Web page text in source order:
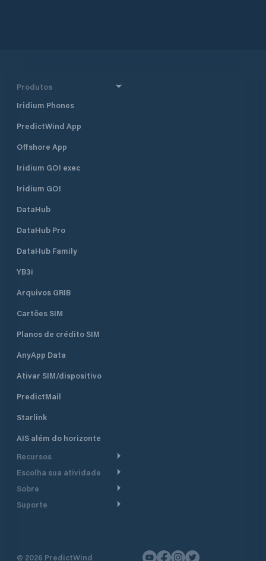
Produtos
Iridium Phones
PredictWind App
Offshore App
Iridium GO! exec
Iridium GO!
DataHub
DataHub Pro
DataHub Family
YB3i
Arquivos GRIB
Cartões SIM
Planos de crédito SIM
AnyApp Data
Ativar SIM/dispositivo
PredictMail
Starlink
AIS além do horizonte
Recursos
Roteamento meteorológico
embarcações a motor
Escolha sua atividade
Cruzeiro
Lanchas
Pesca
Sobre
Faça um tour
Suporte
© 2026 PredictWind